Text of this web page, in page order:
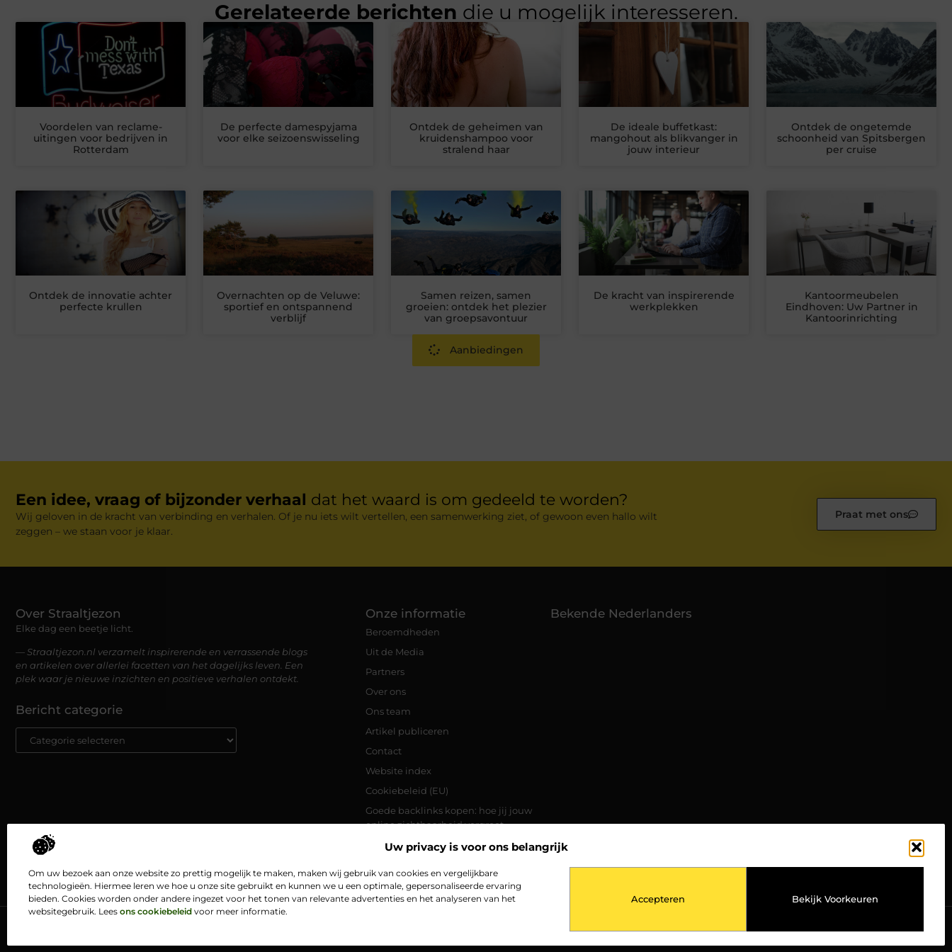
Uw privacy is voor ons belangrijk
Om uw bezoek aan onze website zo prettig mogelijk te maken, maken wij gebruik van cookies en vergelijkbare
technologieën. Hiermee leren we hoe u onze site gebruikt en kunnen we u een optimale, gepersonaliseerde ervaring
bieden. Cookies worden onder andere ingezet voor het tonen van relevante advertenties en het analyseren van het
websitegebruik. Lees ons cookiebeleid voor meer informatie.
Accepteren Bekijk Voorkeuren
Gerelateerde berichten die u mogelijk interesseren.
Voordelen van reclame-
uitingen voor bedrijven in
Rotterdam
De perfecte damespyjama
voor elke seizoenswisseling
Ontdek de geheimen van
kruidenshampoo voor
stralend haar
De ideale buffetkast:
mangohout als blikvanger in
jouw interieur
Ontdek de ongetemde
schoonheid van Spitsbergen
per cruise
Ontdek de innovatie achter
perfecte krullen
Overnachten op de Veluwe:
sportief en ontspannend
verblijf
Samen reizen, samen
groeien: ontdek het plezier
van groepsavontuur
De kracht van inspirerende
werkplekken
Kantoormeubelen
Eindhoven: Uw Partner in
Kantoorinrichting
Aanbiedingen
Een idee, vraag of bijzonder verhaal dat het waard is om gedeeld te worden?
Wij geloven in de kracht van verbinding en verhalen. Of je nu iets wilt vertellen, een samenwerking ziet, of gewoon even hallo wilt
zeggen – we staan voor je klaar.
Praat met ons
Over Straaltjezon
Elke dag een beetje licht.
— Straaltjezon.nl verzamelt inspirerende en verrassende blogs
en artikelen over allerlei facetten van het dagelijks leven. Een
plek waar je nieuwe inzichten en positieve verhalen ontdekt.
Bericht categorie
Onze informatie
Beroemdheden
Uit de Media
Partners
Over ons
Ons team
Artikel publiceren
Contact
Website index
Cookiebeleid (EU)
Goede backlinks kopen: hoe jij jouw
online zichtbaarheid vergroot
Manieren om geld te verdienen met je
Bekende Nederlanders
All Right Reserved.